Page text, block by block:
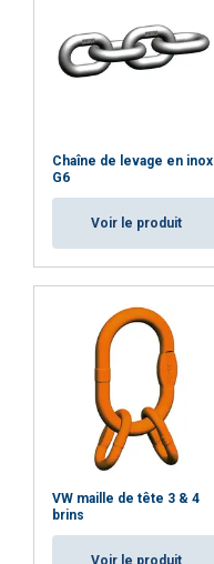
Chaîne de levage en inox
G6
Voir le produit
VW maille de tête 3 & 4
brins
Voir le produit